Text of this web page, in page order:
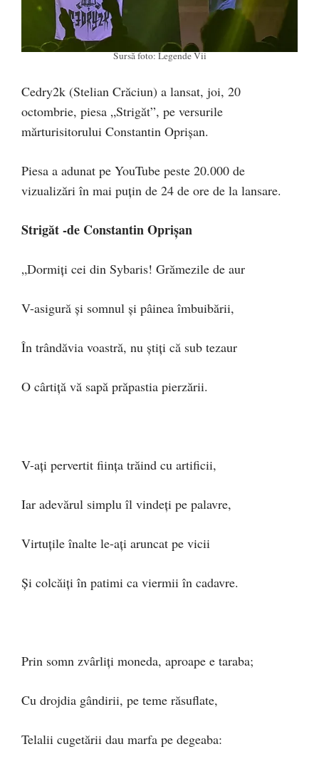
Sursă foto: Legende Vii
Cedry2k (Stelian Crăciun) a lansat, joi, 20
octombrie, piesa „Strigăt”, pe versurile
mărturisitorului Constantin Oprișan.
Piesa a adunat pe YouTube peste 20.000 de
vizualizări în mai puțin de 24 de ore de la lansare.
Strigăt -de Constantin Oprișan
„Dormiți cei din Sybaris! Grămezile de aur
V-asigură și somnul și pâinea îmbuibării,
În trândăvia voastră, nu știți că sub tezaur
O cârtiță vă sapă prăpastia pierzării.
V-ați pervertit ființa trăind cu artificii,
Iar adevărul simplu îl vindeți pe palavre,
Virtuțile înalte le-ați aruncat pe vicii
Și colcăiți în patimi ca viermii în cadavre.
Prin somn zvârliți moneda, aproape e taraba;
Cu drojdia gândirii, pe teme răsuflate,
Telalii cugetării dau marfa pe degeaba: